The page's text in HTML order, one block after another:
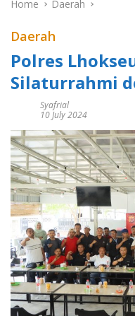
Home Daerah
Daerah
Polres
Silaturrahmi
Syafrial
10 July 2024